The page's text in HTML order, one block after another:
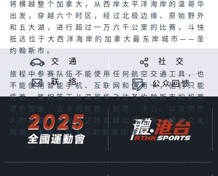
将横越整个加拿大，从西岸太平洋海岸的温哥华
出发，穿越六个时区，经过北极边缘、原始野外
和五大湖，进行超过一万六千公里的比赛，斗快
抵达位于大西洋海岸的加拿大最东岸城市——圣
约翰斯市。
旅程中参赛队伍不能使用任何航空交通工具，也
不能使用智能手机、互联网和信用卡，他们只能
凭着一笔相等于从温哥华飞往圣约翰斯市的机票
票价现金、自身的技能、创意、决心、以及陌生
人的善意，来完成这场穿越壮丽风景、跨越文化
隔阂、考验人际关系的刺激比赛。
交 通 社 交
联 络 公众回馈